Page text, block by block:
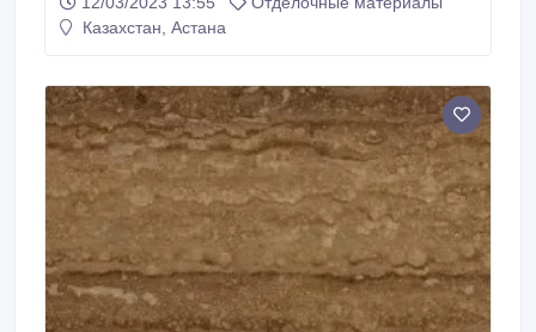
Казахстан, Астана